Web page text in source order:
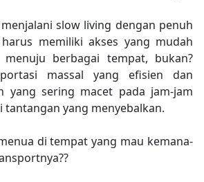
slow living dengan penuh
memiliki akses yang mudah
berbagai tempat, bukan?
massal yang efisien dan
yang sering macet pada jam-jam
tantangan yang menyebalkan.
di tempat yang mau kemana-